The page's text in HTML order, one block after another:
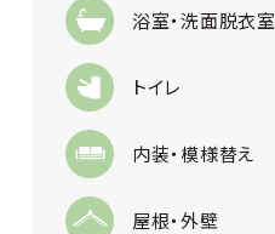
浴室・洗面脱衣室
トイレ
内装・模様替え
屋根・外壁